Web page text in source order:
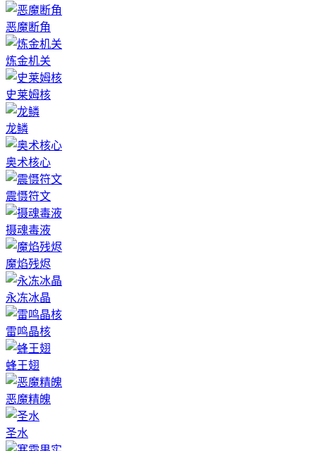
恶魔断角
炼金机关
史莱姆核
龙鳞
奥术核心
震慑符文
摄魂毒液
魔焰残烬
永冻冰晶
雷鸣晶核
蜂王翅
恶魔精魄
圣水